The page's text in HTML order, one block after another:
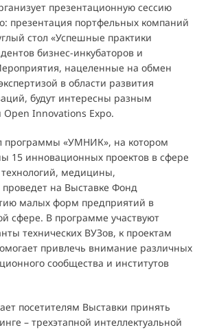
презентационную сессию
презентация портфельных компаний
стол «Успешные практики
бизнес-инкубаторов и
нацеленные на обмен
в области развития
будут интересны разным
Open Innovations Expo.
программы «УМНИК», на котором
15 инновационных проектов в сфере
медицины,
на Выставке Фонд
малых форм предприятий в
сфере. В программе участвуют
технических ВУЗов, к проектам
привлечь внимание различных
сообщества и институтов
посетителям Выставки принять
– трехэтапной интеллектуальной